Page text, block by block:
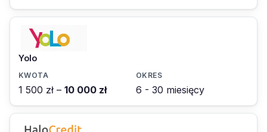
Yolo
1 500 zł – 10 000 zł 6 - 30 miesięcy